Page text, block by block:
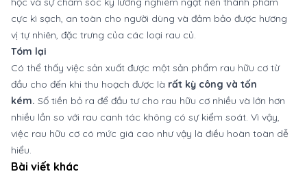
cực kì sạch, an toàn cho người dùng và đảm bảo được hương
vị tự nhiên, đặc trưng của các loại rau củ.
Tóm lại
Có thể thấy việc sản xuất được một sản phẩm rau hữu cơ từ
đầu cho đến khi thu hoạch được là rất kỳ công và tốn
kém. Số tiền bỏ ra để đầu tư cho rau hữu cơ nhiều và lớn hơn
nhiều lần so với rau canh tác không có sự kiểm soát. Vì vậy,
việc rau hữu cơ có mức giá cao như vậy là điều hoàn toàn dễ
hiểu.
Bài viết khác